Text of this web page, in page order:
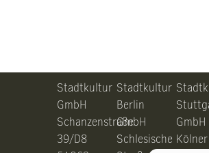
Stadtkultur
GmbH
Schanzenstraße
39/D8
Stadtkultur
Berlin
GmbH
Schlesische
GmbH
Kölner